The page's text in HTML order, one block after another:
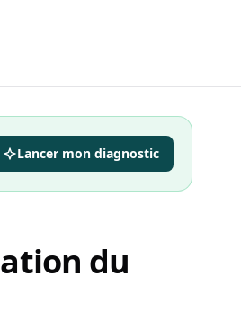
Lancer mon diagnostic
du